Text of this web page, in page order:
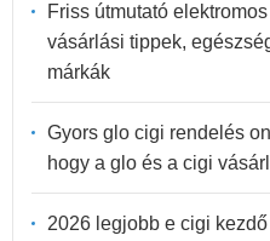
Friss útmutató
vásárlási tippek,
márkák
Gyors glo cigi rendelés
hogy a glo és a cigi
2026 legjobb e cigi